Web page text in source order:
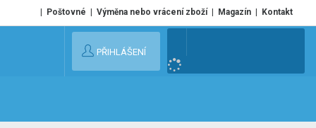
Poštovné Výměna nebo vrácení zboží Magazín Kontakt
e
PŘIHLÁŠENÍ